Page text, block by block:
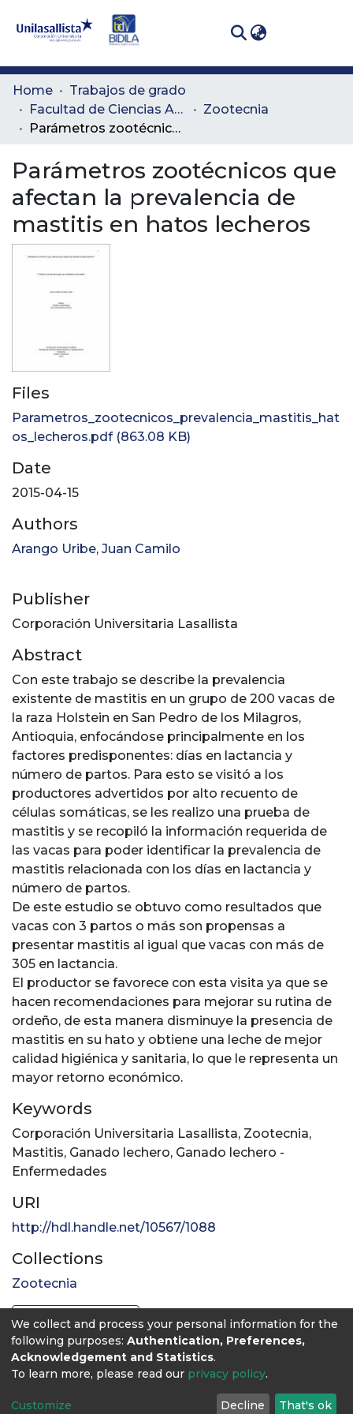
Communities
& Collections
Statistics
Home
Trabajos de grado
Facultad de Ciencias Administrativas y Agropecuarias
Zootecnia
Parámetros zootécnicos que afectan la prevalencia de mastitis en hatos lecheros
Parámetros zootécnicos que
afectan la prevalencia de
mastitis en hatos lecheros
Files
Parametros_zootecnicos_prevalencia_mastitis_hat
os_lecheros.pdf(863.08 KB)
Date
2015-04-15
Authors
Arango Uribe, Juan Camilo
Publisher
Corporación Universitaria Lasallista
Abstract
Con este trabajo se describe la prevalencia
existente de mastitis en un grupo de 200 vacas de
la raza Holstein en San Pedro de los Milagros,
Antioquia, enfocándose principalmente en los
factores predisponentes: días en lactancia y
número de partos. Para esto se visitó a los
productores advertidos por alto recuento de
células somáticas, se les realizo una prueba de
mastitis y se recopiló la información requerida de
las vacas para poder identificar la prevalencia de
mastitis relacionada con los días en lactancia y
número de partos.
De este estudio se obtuvo como resultados que
vacas con 3 partos o más son propensas a
presentar mastitis al igual que vacas con más de
305 en lactancia.
El productor se favorece con esta visita ya que se
hacen recomendaciones para mejorar su rutina de
ordeño, de esta manera disminuye la presencia de
mastitis en su hato y obtiene una leche de mejor
calidad higiénica y sanitaria, lo que le representa un
mayor retorno económico.
Keywords
Corporación Universitaria Lasallista, Zootecnia,
Mastitis, Ganado lechero, Ganado lechero -
Enfermedades
URI
http://hdl.handle.net/10567/1088
Collections
Zootecnia
Full item page
We collect and process your personal information for the
following purposes: Authentication, Preferences,
Acknowledgement and Statistics.
To learn more, please read our privacy policy.
Customize Decline That's ok